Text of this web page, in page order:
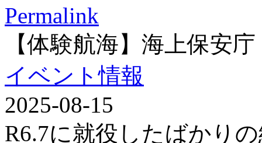
Permalink
【体験航海】海上保安
イベント情報
2025-08-15
R6.7に就役したばかり